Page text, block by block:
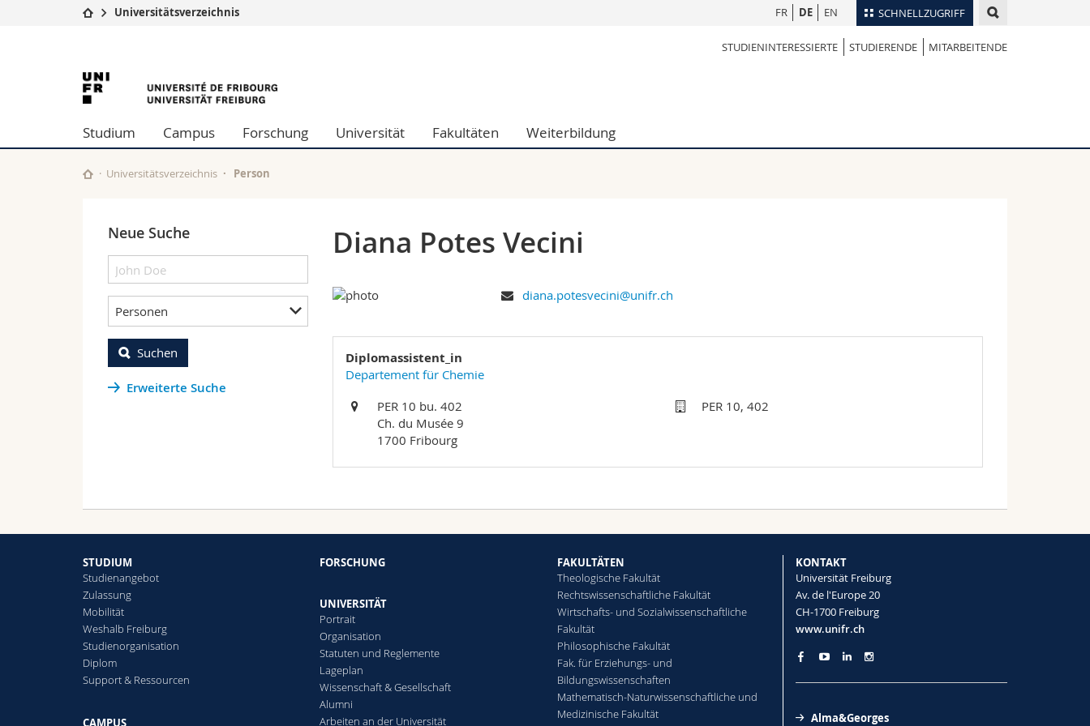
SCHNELLZUGRIFF
Studium
Campus
Universität
Weiterbildung
Theologische Fak.
Philosophische Fak.
Fak. für Erziehungs- und Bildungswissenschaften
Mitarbeitende
Personenverzeichnis
Vorlesungsverzeichnis
FR DE EN
Universitätsverzeichnis
STUDIENINTERESSIERTE STUDIERENDE MITARBEITENDE
University
of
Fribourg
Studium Campus Forschung Universität Fakultäten Weiterbildung
Universitätsverzeichnis Person
Neue Suche
Personen
Suchen
Erweiterte Suche
Diana Potes Vecini
diana.potesvecini@unifr.ch
Diplomassistent_in
Departement für Chemie
PER 10 bu. 402
Ch. du Musée 9
1700 Fribourg
PER 10, 402
STUDIUM
Studienangebot
Zulassung
Mobilität
Weshalb Freiburg
Studienorganisation
Diplom
Support & Ressourcen
CAMPUS
FORSCHUNG
UNIVERSITÄT
Portrait
Organisation
Statuten und Reglemente
Lageplan
Wissenschaft & Gesellschaft
Alumni
Arbeiten an der Universität
FAKULTÄTEN
Theologische Fakultät
Rechtswissenschaftliche Fakultät
Wirtschafts- und Sozialwissenschaftliche
Fakultät
Philosophische Fakultät
Fak. für Erziehungs- und
Bildungswissenschaften
Mathematisch-Naturwissenschaftliche und
Medizinische Fakultät
KONTAKT
Universität Freiburg
Av. de l'Europe 20
CH-1700 Freiburg
www.unifr.ch
Alma&Georges